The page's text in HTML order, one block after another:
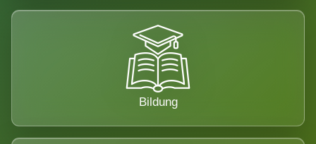
Bildung